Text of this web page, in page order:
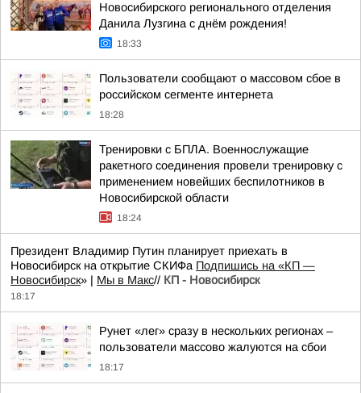
Новосибирского регионального отделения
Данила Лузгина с днём рождения!
18:33
Пользователи сообщают о массовом сбое в
российском сегменте интернета
18:28
Тренировки с БПЛА. Военнослужащие
ракетного соединения провели тренировку с
применением новейших беспилотников в
Новосибирской области
18:24
Президент Владимир Путин планирует приехать в
Новосибирск на открытие СКИФа Подпишись на «КП —
Новосибирск» | Мы в Mакс// КП - Новосибирск
18:17
Рунет «лег» сразу в нескольких регионах –
пользователи массово жалуются на сбои
18:17